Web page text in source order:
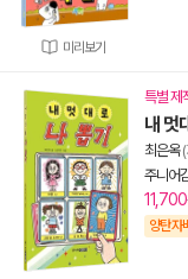
미리보기
특별 제
내 멋
최은옥(
주니어
11,700
양탄자